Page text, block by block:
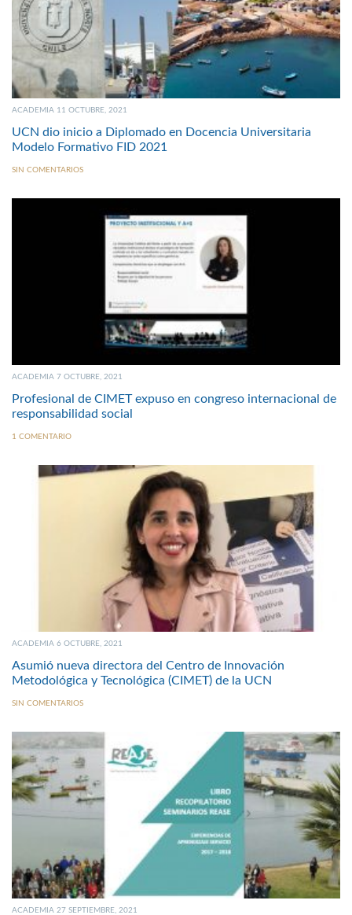
ACADEMIA 11 OCTUBRE, 2021
UCN dio inicio a Diplomado en Docencia Universitaria
Modelo Formativo FID 2021
SIN COMENTARIOS
ACADEMIA 7 OCTUBRE, 2021
Profesional de CIMET expuso en congreso internacional de
responsabilidad social
1 COMENTARIO
ACADEMIA 6 OCTUBRE, 2021
Asumió nueva directora del Centro de Innovación
Metodológica y Tecnológica (CIMET) de la UCN
SIN COMENTARIOS
ACADEMIA 27 SEPTIEMBRE, 2021